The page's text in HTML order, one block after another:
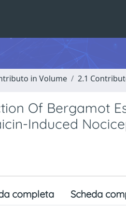
in Volume 2.1
Of Bergamot
Induced
completa Scheda